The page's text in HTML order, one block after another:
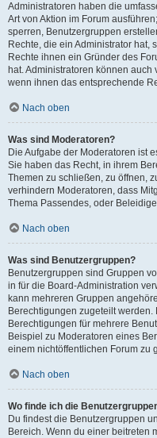
Administratoren haben die
Art von Aktion im Forum
sperren, Benutzergruppen
Rechte, die ein Administrator
Rechte ihnen ein Gründer des
hat. Administratoren können
wenn ihnen das entsprechende
Nach oben
Was sind Moderatoren?
Die Aufgabe der Moderatoren ist
Sie haben das Recht, in ihrem
Themen zu schließen, zu öffnen,
verhindern Moderatoren, dass
Thema Passendes, oder
Nach oben
Was sind Benutzergruppen?
Benutzergruppen sind Gruppen
in für die Board-Administration
kann mehreren Gruppen
Berechtigungen zugeteilt
Berechtigungen für mehrere
Beispiel zu Moderatoren eines
einem nichtöffentlichen Forum zu
Nach oben
Wo finde ich die
Du findest die Benutzergruppen
Bereich. Wenn du einer beitreten